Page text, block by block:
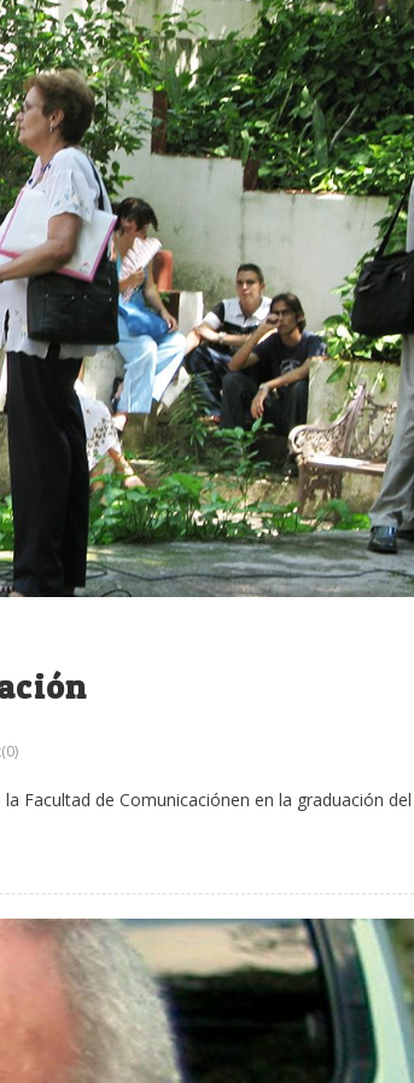
Facultad de Comunicaciónen en la graduación del